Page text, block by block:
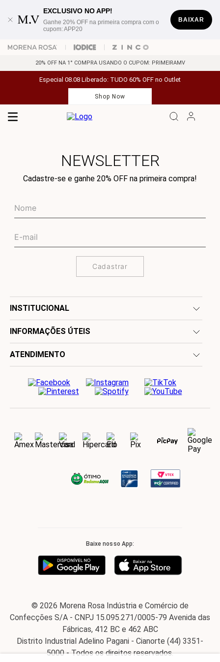
EXCLUSIVO NO APP!
Ganhe 20% OFF na primeira compra com o
cupom: APP20
BAIXAR
20% OFF NA 1° COMPRA USANDO O CUPOM: PRIMEIRAMV
Especial 08.08 Liberado: TUDO 60% OFF no Outlet
Shop Now
NEWSLETTER
Cadastre-se e ganhe 20% OFF na primeira compra!
Cadastrar
INSTITUCIONAL
INFORMAÇÕES ÚTEIS
ATENDIMENTO
Baixe nosso App:
© 2026 Morena Rosa Indústria e Comércio de
Confecções S/A - CNPJ 15.095.271/0005-79 Avenida das
Fábricas, 412 BC e 462 ABC
Distrito Industrial Adelino Pagani - Cianorte (44) 3351-
5000 - Todos os direitos reservados.